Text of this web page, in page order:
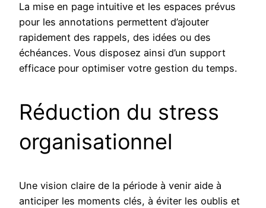
La mise en page intuitive et les espaces prévus
pour les annotations permettent d’ajouter
rapidement des rappels, des idées ou des
échéances. Vous disposez ainsi d’un support
efficace pour optimiser votre gestion du temps.
Réduction du stress
organisationnel
Une vision claire de la période à venir aide à
anticiper les moments clés, à éviter les oublis et